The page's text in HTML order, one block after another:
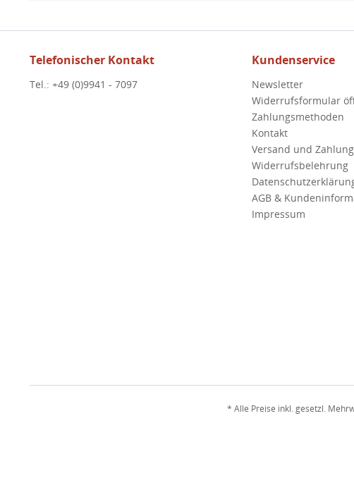
Telefonischer Kontakt
Tel.: +49 (0)9941 - 7097
Kundenservice
Newsletter
Widerrufsformular
Zahlungsmethoden
Kontakt
Versand und
Widerrufsbelehrung
AGB &
Impressum
* Alle Preise inkl. gesetzl.